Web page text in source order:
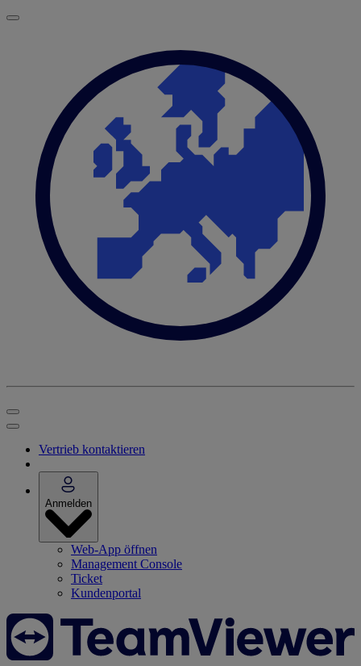
Vertrieb kontaktieren
Anmelden
Web-App öffnen
Management Console
Ticket
Kundenportal